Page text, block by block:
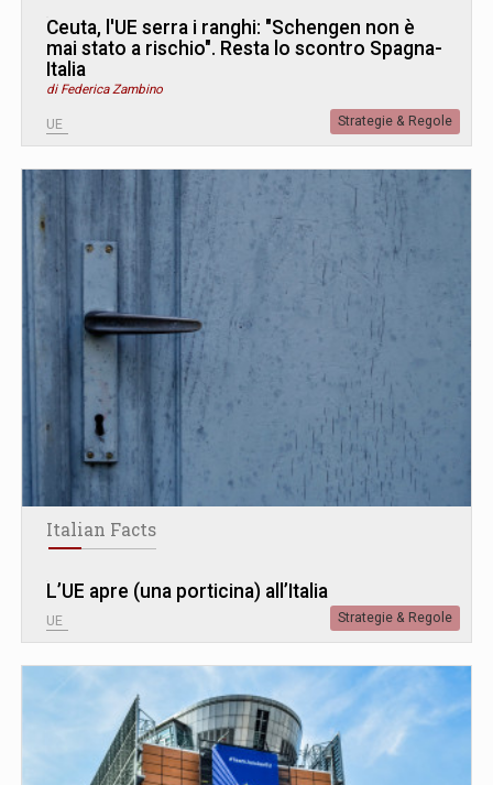
Ceuta, l'UE serra i ranghi: "Schengen non è
mai stato a rischio". Resta lo scontro Spagna-
Italia
di Federica Zambino
UE Strategie & Regole
Italian Facts
L’UE apre (una porticina) all’Italia
UE Strategie & Regole